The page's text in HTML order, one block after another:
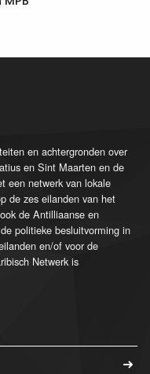
en achtergronden over
en Sint Maarten en de
een netwerk van lokale
de zes eilanden van het
de Antilliaanse en
politieke besluitvorming in
en/of voor de
Netwerk is